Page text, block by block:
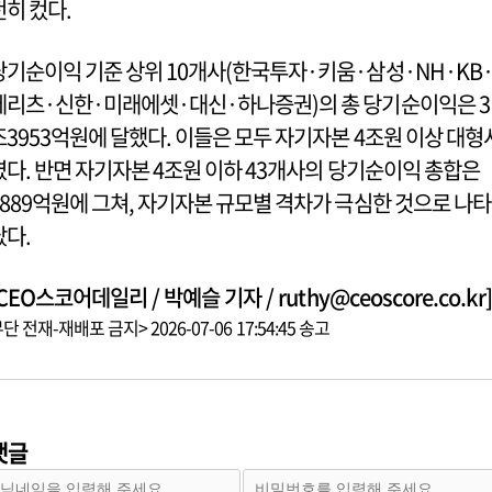
히 컸다.
기순이익 기준 상위 10개사(한국투자·키움·삼성·NH·KB·
리츠·신한·미래에셋·대신·하나증권)의 총 당기순이익은 3
3953억원에 달했다. 이들은 모두 자기자본 4조원 이상 대형
다. 반면 자기자본 4조원 이하 43개사의 당기순이익 총합은
억원에 그쳐, 자기자본 규모별 격차가 극심한 것으로 나타
다.
스코어데일리 / 박예슬 기자 / ruthy@ceoscore.co.kr]
전재-재배포 금지> 2026-07-06 17:54:45 송고
글